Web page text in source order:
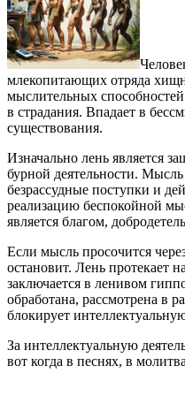
млекопитающих отряда
мыслительных
в страдания. Впадает в
существования.
Изначально лень является
бурной деятельности.
безрассудные поступки и
реализацию беспокойной
является благом,
Если мысль просочится
остановит. Лень протекает
заключается в ленивом
обработана, рассмотрена в
блокирует
За интеллектуальную
вот когда в песнях, в